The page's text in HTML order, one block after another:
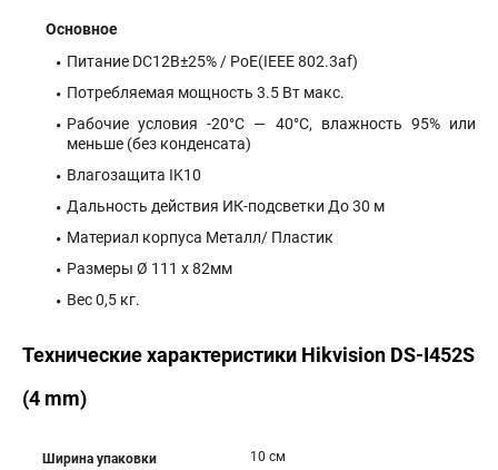
Основное
Питание DC12В±25% / PoE(IEEE 802.3af)
Потребляемая мощность 3.5 Вт макс.
Рабочие условия -20°С — 40°С, влажность 95% или
меньше (без конденсата)
Влагозащита IK10
Дальность действия ИК-подсветки До 30 м
Материал корпуса Металл/ Пластик
Размеры Ø 111 х 82мм
Вес 0,5 кг.
Технические характеристики Hikvision DS-I452S
(4 mm)
Ширина упаковки 10 см